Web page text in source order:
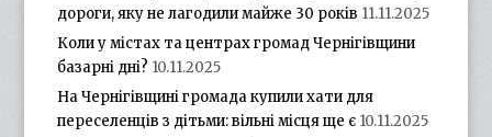
дороги, яку не лагодили майже 30 років 11.11.2025
Коли у містах та центрах громад Чернігівщини
базарні дні? 10.11.2025
На Чернігівщині громада купили хати для
переселенців з дітьми: вільні місця ще є 10.11.2025